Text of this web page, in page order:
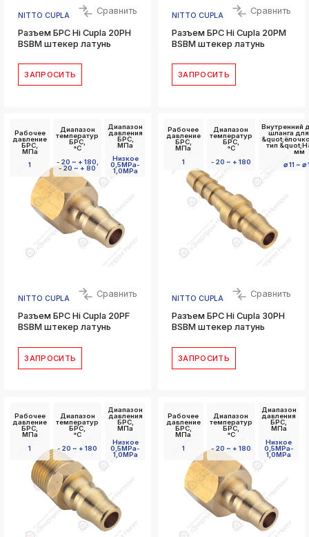
NITTO CUPLA Сравнить
Разъем БРС Hi Cupla 20PH
BSBM штекер латунь
ЗАПРОСИТЬ
NITTO CUPLA Сравнить
Разъем БРС Hi Cupla 20PM
BSBM штекер латунь
ЗАПРОСИТЬ
Рабочее
давление
БРС,
МПа
1
Диапазон
температур
БРС,
°C
- 20 ~ + 180,
- 20 ~ + 80
Диапазон
давления
БРС,
МПа
Низкое
0,5MPa-
1,0MPa
NITTO CUPLA Сравнить
Разъем БРС Hi Cupla 20PF
BSBM штекер латунь
ЗАПРОСИТЬ
Рабочее
давление
БРС,
МПа
1
Диапазон
температур
БРС,
°C
- 20 ~ + 180
Внутренний
шланга
тип
мм
⌀ 11 ~ ⌀
NITTO CUPLA Сравнить
Разъем БРС Hi Cupla 30PH
BSBM штекер латунь
ЗАПРОСИТЬ
Рабочее
давление
БРС,
МПа
1
Диапазон
температур
БРС,
°C
- 20 ~ + 180
Диапазон
давления
БРС,
МПа
Низкое
0,5MPa-
1,0MPa
Рабочее
давление
БРС,
МПа
1
Диапазон
температур
БРС,
°C
- 20 ~ + 180
Диапазон
давления
БРС,
МПа
Низкое
0,5MPa-
1,0MPa